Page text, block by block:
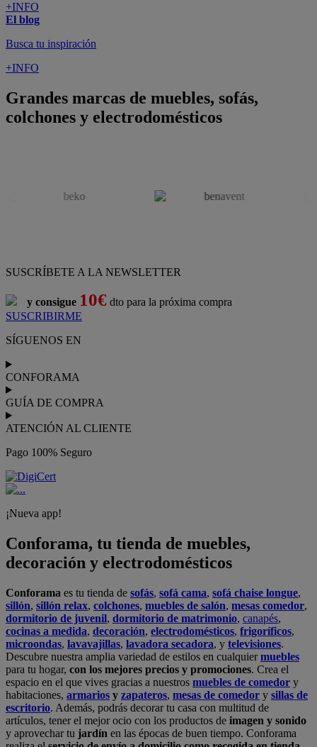
+INFO
El blog
Busca tu inspiración
+INFO
Grandes marcas de muebles, sofás,
colchones y electrodomésticos
SUSCRÍBETE A LA NEWSLETTER
y consigue 10€ dto para la próxima compra
SUSCRIBIRME
SÍGUENOS EN
CONFORAMA
GUÍA DE COMPRA
ATENCIÓN AL CLIENTE
Pago 100% Seguro
¡Nueva app!
Conforama, tu tienda de muebles,
decoración y electrodomésticos
Conforama es tu tienda de sofás, sofá cama, sofá chaise longue,
sillón, sillón relax, colchones, muebles de salón, mesas comedor,
dormitorio de juvenil, dormitorio de matrimonio, canapés,
cocinas a medida, decoración, electrodomésticos, frigoríficos,
microondas, lavavajillas, lavadora secadora, y televisiones.
Descubre nuestra amplia variedad de estilos en cualquiermuebles
para tu hogar, con los mejores precios y promociones. Crea el
espacio en el que vives gracias a nuestros muebles de comedor y
habitaciones, armarios y zapateros, mesas de comedor y sillas de
escritorio. Además, podrás decorar tu casa con multitud de
artículos, tener el mejor ocio con los productos de imagen y sonido
y aprovechar tu jardín en las épocas de buen tiempo. Conforama